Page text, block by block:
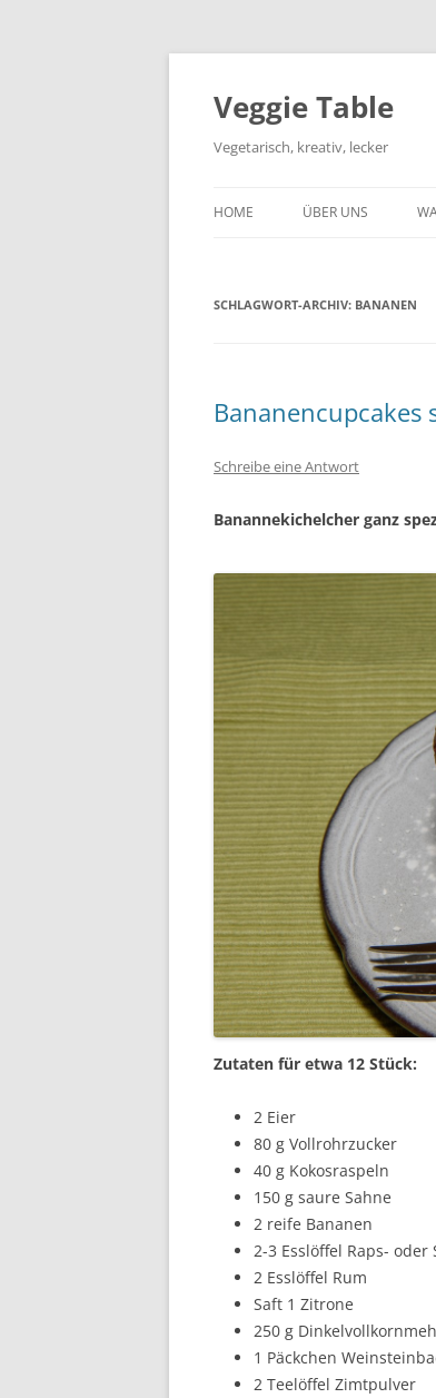
Zum
Veggie Table
Vegetarisch, kreativ, lecker
HOME ÜBER UNS
SCHLAGWORT-ARCHIV: BANANEN
Bananencupcakes
Schreibe eine Antwort
Banannekichelcher ganz
Zutaten für etwa 12 Stück:
2 Eier
80 g Vollrohrzucker
40 g Kokosraspeln
150 g saure Sahne
2 reife Bananen
2-3 Esslöffel Raps- oder
2 Esslöffel Rum
Saft 1 Zitrone
250 g
1 Päckchen
2 Teelöffel Zimtpulver